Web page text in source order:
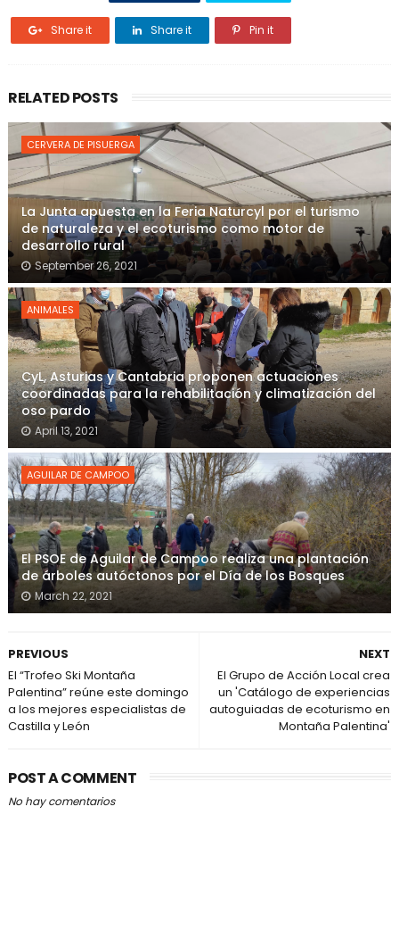
Share it Share it Pin it
RELATED POSTS
CERVERA DE PISUERGA
La Junta apuesta en la Feria Naturcyl por el turismo
de naturaleza y el ecoturismo como motor de
desarrollo rural
September 26, 2021
ANIMALES
CyL, Asturias y Cantabria proponen actuaciones
coordinadas para la rehabilitación y climatización del
oso pardo
April 13, 2021
AGUILAR DE CAMPOO
El PSOE de Aguilar de Campoo realiza una plantación
de árboles autóctonos por el Día de los Bosques
March 22, 2021
NEXT
El Grupo de Acción Local crea
un 'Catálogo de experiencias
autoguiadas de ecoturismo en
Montaña Palentina'
PREVIOUS
El “Trofeo Ski Montaña
Palentina” reúne este domingo
a los mejores especialistas de
Castilla y León
POST A COMMENT
No hay comentarios